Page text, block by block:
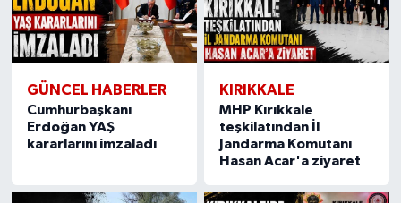
GÜNCEL HABERLER
Cumhurbaşkanı
Erdoğan YAŞ
kararlarını imzaladı
KIRIKKALE
MHP Kırıkkale
teşkilatından İl
Jandarma Komutanı
Hasan Acar'a ziyaret